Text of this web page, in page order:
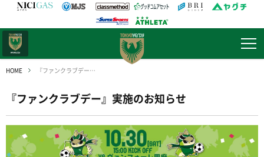
HOME 『ファンクラブデー』実施のお知らせ
『ファンクラブデー』実施のお知らせ